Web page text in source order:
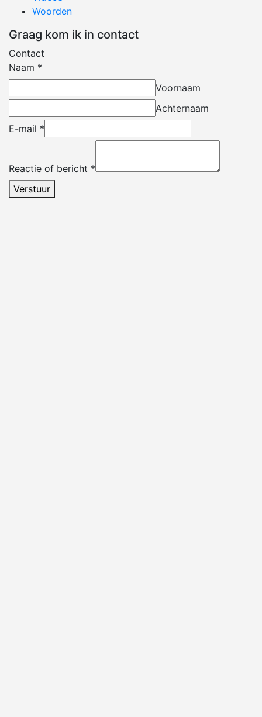
Woorden
Graag kom ik in contact
Contact
Naam *
Voornaam
Achternaam
E-mail *
Reactie of bericht *
Verstuur